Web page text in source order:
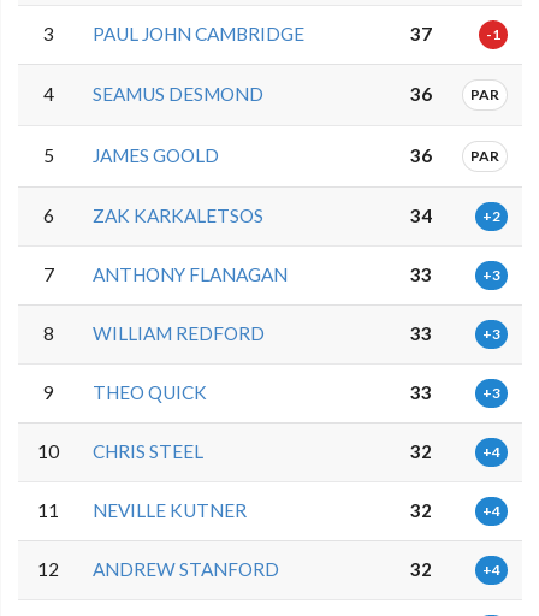
3 PAUL JOHN CAMBRIDGE 37 -1
4 SEAMUS DESMOND 36 PAR
5 JAMES GOOLD 36 PAR
6 ZAK KARKALETSOS 34 +2
7 ANTHONY FLANAGAN 33 +3
8 WILLIAM REDFORD 33 +3
9 THEO QUICK 33 +3
10 CHRIS STEEL 32 +4
11 NEVILLE KUTNER 32 +4
12 ANDREW STANFORD 32 +4